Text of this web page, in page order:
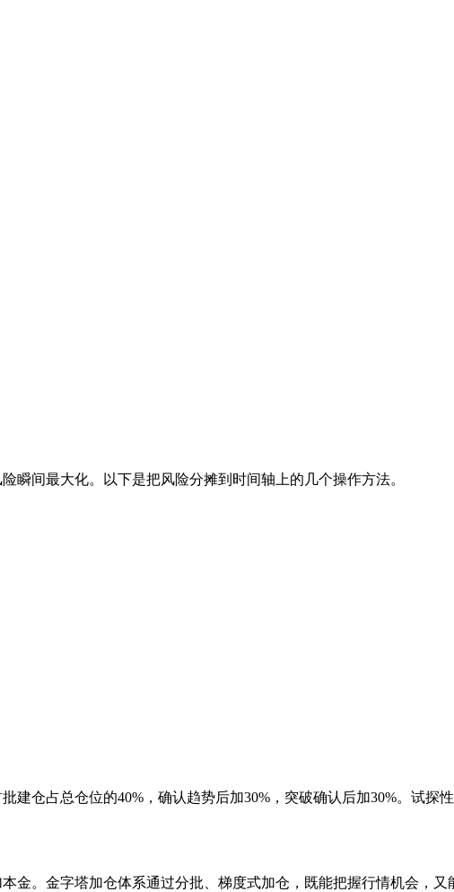
瞬间最大化。以下是把风险分摊到时间轴上的几个操作方法。
仓占总仓位的40%，确认趋势后加30%，突破确认后加30%。试探
金。金字塔加仓体系通过分批、梯度式加仓，既能把握行情机会，又